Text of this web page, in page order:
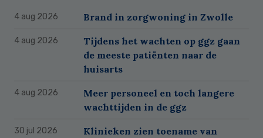
4 aug 2026 Brand in zorgwoning in Zwolle
4 aug 2026
Tijdens het wachten op ggz gaan
de meeste patiënten naar de
huisarts
4 aug 2026
Meer personeel en toch langere
wachttijden in de ggz
30 jul 2026
Klinieken zien toename van